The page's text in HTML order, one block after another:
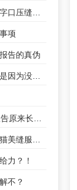
项
告的真伪
力？！
不？